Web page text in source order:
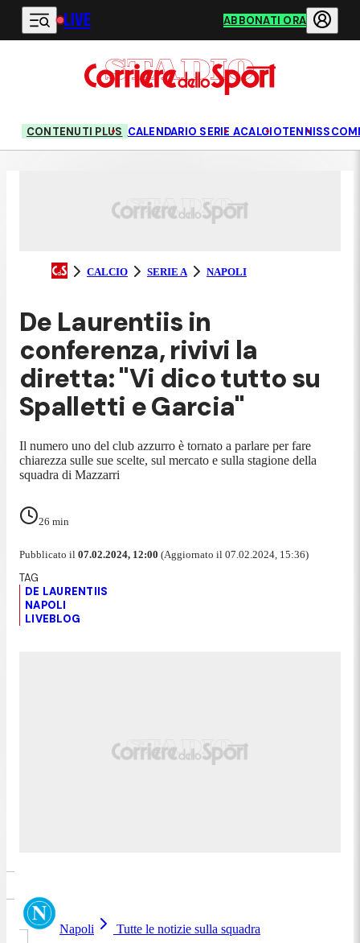
Vai al contenuto principale
LIVE ABBONATI ORA
CONTENUTI PLUS CALENDARIO SERIE ACALCIOTENNIS
CALCIO SERIE A NAPOLI
De Laurentiis in
conferenza, rivivi la
diretta: "Vi dico tutto su
Spalletti e Garcia"
Il numero uno del club azzurro è tornato a parlare per fare
chiarezza sulle sue scelte, sul mercato e sulla stagione della
squadra di Mazzarri
26 min
Pubblicato il 07.02.2024, 12:00 (Aggiornato il 07.02.2024, 15:36)
DE LAURENTIIS
NAPOLI
LIVEBLOG
Napoli Tutte le notizie sulla squadra